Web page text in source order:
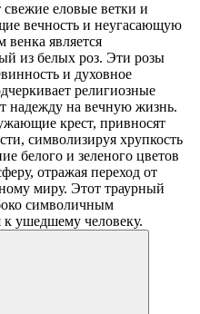
еловые ветки и
вечность и неугасающую
является
из белых роз. Эти розы
и духовное
религиозные
надежду на вечную жизнь.
крест, привносят
символизируя хрупкость
белого и зеленого цветов
отражая переход от
миру. Этот траурный
символичным
ушедшему человеку.